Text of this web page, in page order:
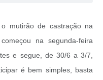
mutirão de castração na
na segunda-feira
e segue, de 30/6 a 3/7,
é bem simples, basta